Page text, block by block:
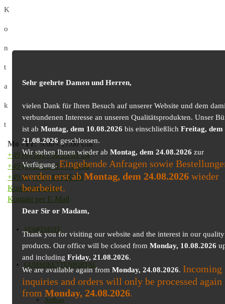
K
o
n
t
a
k
t
Mo -Fr: 9.00 - 17.00 Uhr
+49 (0) 361 / 30 25 81 24
+49 (0) 361 / 41 77 03 30
+49 (0) 179 / 425 50 98
Kontaktformular
Kontakt per E-Mail
STARTSEITE
GUMMIKETTENPORTAL
Aufbau
Sehr geehrte Damen und Herren,
vielen Dank für Ihren Besuch auf unserer Website und dem
verbundenen Interesse an unseren Qualitätsprodukten. Unser
ist ab Montag, dem 10.08.2026 bis einschließlich Freitag, dem
21.08.2026 geschlossen.
Wir stehen Ihnen wieder ab Montag, dem 24.08.2026 zur
Verfügung.Eingehende Anfragen sowie
werden erst abMontag, dem 24.08.2026wieder
bearbeitet.
Dear Sir or Madam,
Thank you for visiting our website and the interest in our quality
products. Our office will be closed from Monday, 10.08.2026
and including Friday, 21.08.2026.
We are available again from Monday, 24.08.2026. Incoming
inquiries and orders will only be processed again
from Monday, 24.08.2026.